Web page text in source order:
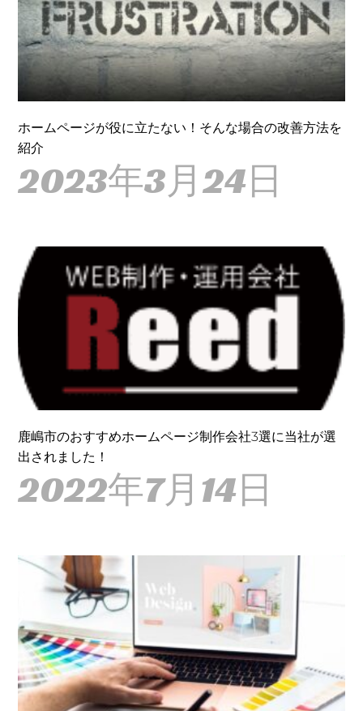
ホームページが役に立たない！そんな場合の改善方法を
紹介
2023年3月24日
鹿嶋市のおすすめホームページ制作会社3選に当社が選
出されました！
2022年7月14日